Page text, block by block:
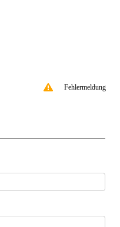
Fehlermeldung